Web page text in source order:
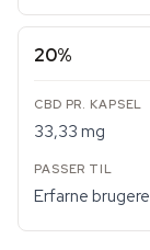
20%
33,33 mg
Erfarne